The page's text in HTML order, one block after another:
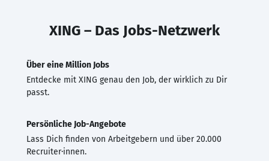
XING – Das Jobs-Netzwerk
Über eine Million Jobs
Entdecke mit XING genau den Job, der wirklich zu Dir
passt.
Persönliche Job-Angebote
Lass Dich finden von Arbeitgebern und über 20.000
Recruiter·innen.